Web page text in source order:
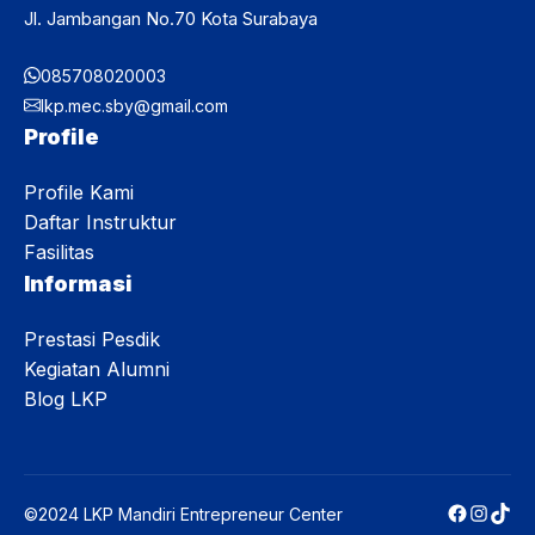
Jl. Jambangan No.70 Kota Surabaya
085708020003
lkp.mec.sby@gmail.com
Profile
Profile Kami
Daftar Instruktur
Fasilitas
Informasi
Prestasi Pesdik
Kegiatan Alumni
Blog LKP
©2024 LKP Mandiri Entrepreneur Center